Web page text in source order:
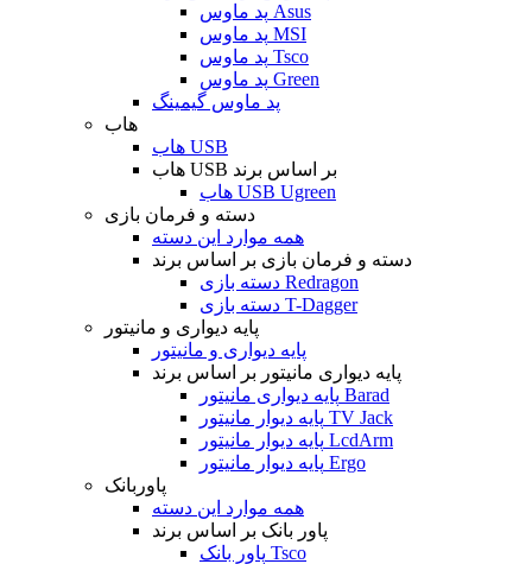
پد ماوس Asus
پد ماوس MSI
پد ماوس Tsco
پد ماوس Green
پد ماوس گیمینگ
هاب
هاب USB
هاب USB بر اساس برند
هاب USB Ugreen
دسته و فرمان بازی
همه موارد این دسته
دسته و فرمان بازی بر اساس برند
دسته بازی Redragon
دسته بازی T-Dagger
پایه دیواری و مانیتور
پایه دیواری و مانیتور
پایه دیواری مانیتور بر اساس برند
پایه دیواری مانیتور Barad
پایه دیوار مانیتور TV Jack
پایه دیوار مانیتور LcdArm
پایه دیوار مانیتور Ergo
پاوربانک
همه موارد این دسته
پاور بانک بر اساس برند
پاور بانک Tsco